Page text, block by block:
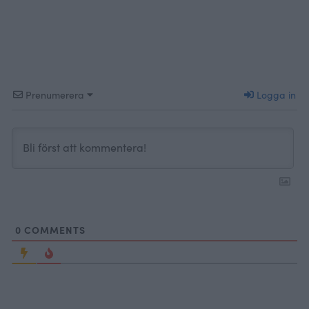
Prenumerera Logga in
0 COMMENTS